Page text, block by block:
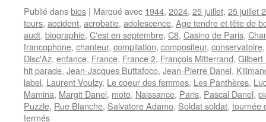
Publié dansbios | Marqué avec 1944, 2024, 25 juillet, 25 juillet
tours, accident, acrobatie, adolescence, Age tendre et tête de
audt, biographie, C'est en septembre, C8, Casino de Paris,
francophone, chanteur, compilation, compositeur, conservatoire
Disc'Az, enfance, France, France 2, François Mitterrand, Gilbert
hit parade, Jean-Jacques Buttafoco, Jean-Pierre Danel,
label, Laurent Voulzy, Le coeur des femmes, Les Panthères,
Mamina, Margit Danel, moto, Naissance, Paris, Pascal Danel,
Puzzle, Rue Blanche, Salvatore Adamo, Soldat soldat, tournée
ferméssur